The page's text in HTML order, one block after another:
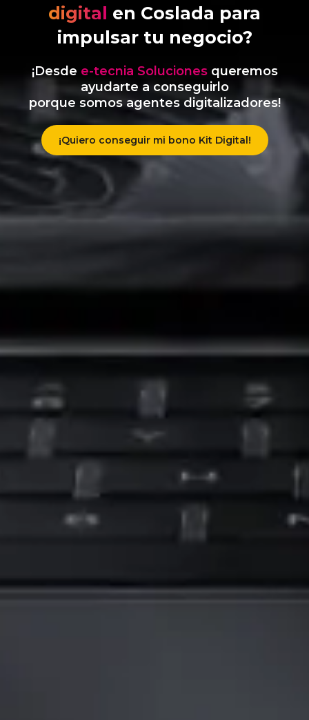
digital en Coslada para
impulsar tu negocio?
¡Desde e-tecnia Solucionesqueremos
ayudarte a conseguirlo
porque somos agentes digitalizadores!
¡Quiero conseguir mi bono Kit Digital!